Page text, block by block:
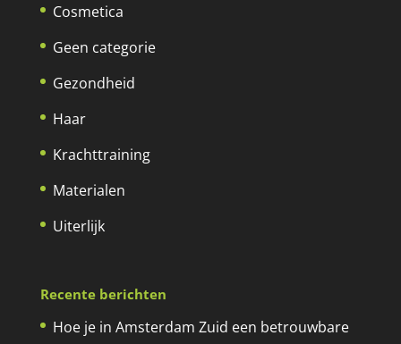
Cosmetica
Geen categorie
Gezondheid
Haar
Krachttraining
Materialen
Uiterlijk
Recente berichten
Hoe je in Amsterdam Zuid een betrouwbare